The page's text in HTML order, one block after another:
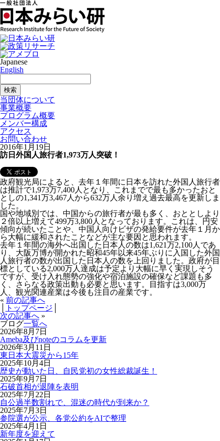
Japanese
English
当団体について
事業概要
プログラム概要
メンバー構成
アクセス
お問い合わせ
2016年1月19日
訪日外国人旅行者1,973万人突破！
政府観光局によると、去年１年間に日本を訪れた外国人旅行者
は推計で1,973万7,400人となり、これまでで最も多かったおと
としの1,341万3,467人から632万人余り増え過去最高を更新しま
した。
国や地域別では、中国からの旅行者が最も多く、おととしより
２倍以上増えて499万3,800人となっております。これは、円安
傾向が続いたことや、中国人向けビザの発給要件が去年１月か
ら大幅に緩和されたことなどが主な要因と思われます。
去年１年間の海外へ出国した日本人の数は1,621万2,100人であ
り、大阪万博が開かれた昭和45年以来45年ぶりに入国した外国
人旅行者の数が出国した日本人の数を上回りました。政府が目
標としている2,000万人達成は予定より大幅に早く実現しそう
ですが、受け入れ態勢の強化や宿泊施設の確保など課題も多
く、さらなる政策出動も必要と思います。目指すは3,000万
人、観光関連産業は今後も注目の産業です。
« 前の記事へ
トップページ
次の記事へ »
ブログ一覧へ
2026年8月7日
Ameba及びnoteのコラムを更新
2026年3月11日
東日本大震災から15年
2025年10月4日
歴史が動いた日、自民党初の女性総裁誕生！
2025年9月7日
石破首相が退陣を表明
2025年7月22日
自公過半数割れで、混迷の時代が到来か？
2025年7月3日
参院選が公示、各党公約をAIで整理
2025年4月1日
新年度を迎えて